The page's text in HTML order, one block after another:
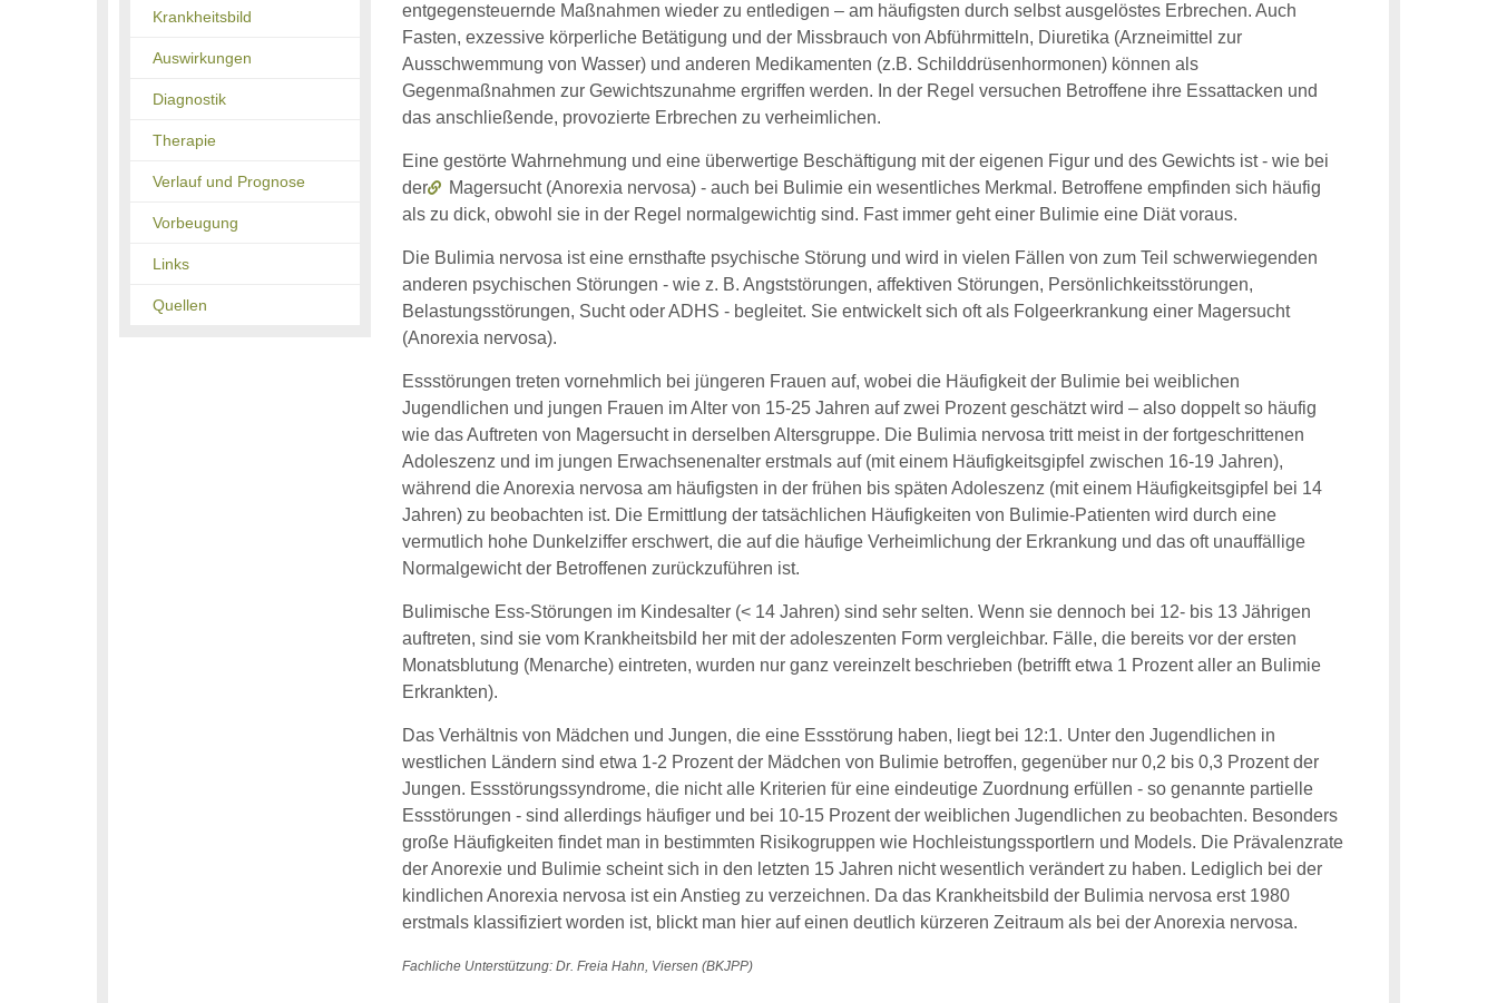
Krankheitsbild
Auswirkungen
Diagnostik
Therapie
Verlauf und Prognose
Vorbeugung
Links
Quellen
entgegensteuernde Maßnahmen wieder zu entledigen – am häufigsten durch selbst ausgelöstes Erbrechen. Auch
Fasten, exzessive körperliche Betätigung und der Missbrauch von Abführmitteln, Diuretika (Arzneimittel zur
Ausschwemmung von Wasser) und anderen Medikamenten (z.B. Schilddrüsenhormonen) können als
Gegenmaßnahmen zur Gewichtszunahme ergriffen werden. In der Regel versuchen Betroffene ihre Essattacken und
das anschließende, provozierte Erbrechen zu verheimlichen.
Eine gestörte Wahrnehmung und eine überwertige Beschäftigung mit der eigenen Figur und des Gewichts ist - wie bei
der
Magersucht (Anorexia nervosa) - auch bei Bulimie ein wesentliches Merkmal. Betroffene empfinden sich häufig
als zu dick, obwohl sie in der Regel normalgewichtig sind. Fast immer geht einer Bulimie eine Diät voraus.
Die Bulimia nervosa ist eine ernsthafte psychische Störung und wird in vielen Fällen von zum Teil schwerwiegenden
anderen psychischen Störungen - wie z. B. Angststörungen, affektiven Störungen, Persönlichkeitsstörungen,
Belastungsstörungen, Sucht oder ADHS - begleitet. Sie entwickelt sich oft als Folgeerkrankung einer Magersucht
(Anorexia nervosa).
Essstörungen treten vornehmlich bei jüngeren Frauen auf, wobei die Häufigkeit der Bulimie bei weiblichen
Jugendlichen und jungen Frauen im Alter von 15-25 Jahren auf zwei Prozent geschätzt wird – also doppelt so häufig
wie das Auftreten von Magersucht in derselben Altersgruppe. Die Bulimia nervosa tritt meist in der fortgeschrittenen
Adoleszenz und im jungen Erwachsenenalter erstmals auf (mit einem Häufigkeitsgipfel zwischen 16-19 Jahren),
während die Anorexia nervosa am häufigsten in der frühen bis späten Adoleszenz (mit einem Häufigkeitsgipfel bei 14
Jahren) zu beobachten ist. Die Ermittlung der tatsächlichen Häufigkeiten von Bulimie-Patienten wird durch eine
vermutlich hohe Dunkelziffer erschwert, die auf die häufige Verheimlichung der Erkrankung und das oft unauffällige
Normalgewicht der Betroffenen zurückzuführen ist.
Bulimische Ess-Störungen im Kindesalter (< 14 Jahren) sind sehr selten. Wenn sie dennoch bei 12- bis 13 Jährigen
auftreten, sind sie vom Krankheitsbild her mit der adoleszenten Form vergleichbar. Fälle, die bereits vor der ersten
Monatsblutung (Menarche) eintreten, wurden nur ganz vereinzelt beschrieben (betrifft etwa 1 Prozent aller an Bulimie
Erkrankten).
Das Verhältnis von Mädchen und Jungen, die eine Essstörung haben, liegt bei 12:1. Unter den Jugendlichen in
westlichen Ländern sind etwa 1-2 Prozent der Mädchen von Bulimie betroffen, gegenüber nur 0,2 bis 0,3 Prozent der
Jungen. Essstörungssyndrome, die nicht alle Kriterien für eine eindeutige Zuordnung erfüllen - so genannte partielle
Essstörungen - sind allerdings häufiger und bei 10-15 Prozent der weiblichen Jugendlichen zu beobachten. Besonders
große Häufigkeiten findet man in bestimmten Risikogruppen wie Hochleistungssportlern und Models. Die Prävalenzrate
der Anorexie und Bulimie scheint sich in den letzten 15 Jahren nicht wesentlich verändert zu haben. Lediglich bei der
kindlichen Anorexia nervosa ist ein Anstieg zu verzeichnen. Da das Krankheitsbild der Bulimia nervosa erst 1980
erstmals klassifiziert worden ist, blickt man hier auf einen deutlich kürzeren Zeitraum als bei der Anorexia nervosa.
Fachliche Unterstützung: Dr. Freia Hahn, Viersen (BKJPP)